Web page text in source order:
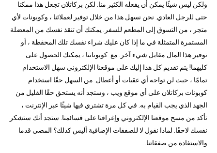
ولكن ليس شيئًا يمكن أن يفعله الكثير منا. لكن بركاتلان تجعل هذا ممكنا
حتى للرجل العادي. نحن نسهل هذا من خلال توفير لعملائنا ، وكوبونات لأي
متجر ، من التسوق إلى المطعم للسفر. يمكنك أن تنقذ نفسك من المعضلة
المستمرة المتمثلة في ما إذا كان عليك شراء نفسك تلك المحفظة ، أو
توفير هذا المال مقابل شيء آخر. مع كوبوناتنا ، يمكنك الحصول على
كليهما! يتم تقديم كل هذا إليك على موقعنا الإلكتروني سهل الاستخدام
تمامًا ، حيث لن تواجه أي عقبات أو أعطال. من السهل حقًا استخدام
كوبونات بركاتلان على أي موقع ويب ، وستجد أنه يستحق حقًا القليل من
الجهد الذي يجب القيام به. في كل مرة تشتري فيها شيئًا عبر الإنترنت ،
تأكد من مسح موقعنا الإلكتروني وإغراقنا على قسائمنا. ستجد أنك ستشكر
نفسك لاحقًا. لماذا نقول لا للصفقات الإضافية أليس كذلك؟ المضي قدما
والاستفادة من صفقاتنا.